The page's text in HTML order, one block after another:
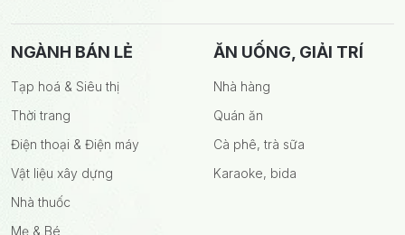
NGÀNH BÁN LẺ
Tạp hoá & Siêu thị
Thời trang
Điện thoại & Điện máy
Vật liệu xây dựng
Nhà thuốc
Mẹ & Bé
ĂN UỐNG, GIẢI TRÍ
Nhà hàng
Quán ăn
Cà phê, trà sữa
Karaoke, bida